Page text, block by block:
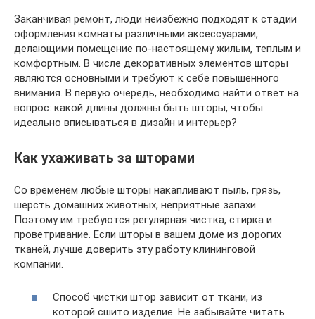
Заканчивая ремонт, люди неизбежно подходят к стадии
оформления комнаты различными аксессуарами,
делающими помещение по-настоящему жилым, теплым и
комфортным. В числе декоративных элементов шторы
являются основными и требуют к себе повышенного
внимания. В первую очередь, необходимо найти ответ на
вопрос: какой длины должны быть шторы, чтобы
идеально вписываться в дизайн и интерьер?
Как ухаживать за шторами
Со временем любые шторы накапливают пыль, грязь,
шерсть домашних животных, неприятные запахи.
Поэтому им требуются регулярная чистка, стирка и
проветривание. Если шторы в вашем доме из дорогих
тканей, лучше доверить эту работу клининговой
компании.
Способ чистки штор зависит от ткани, из
которой сшито изделие. Не забывайте читать